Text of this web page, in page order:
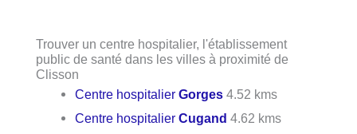
Trouver un centre hospitalier, l'établissement
public de santé dans les villes à proximité de
Clisson
Centre hospitalierGorges 4.52 kms
Centre hospitalierCugand 4.62 kms